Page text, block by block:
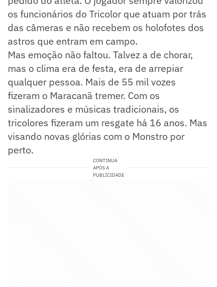
os funcionários do Tricolor que atuam por trás
das câmeras e não recebem os holofotes dos
astros que entram em campo.
Mas emoção não faltou. Talvez a de chorar,
mas o clima era de festa, era de arrepiar
qualquer pessoa. Mais de 55 mil vozes
fizeram o Maracanã tremer. Com os
sinalizadores e músicas tradicionais, os
tricolores fizeram um resgate há 16 anos. Mas
visando novas glórias com o Monstro por
perto.
CONTINUA
APÓS A
PUBLICIDADE